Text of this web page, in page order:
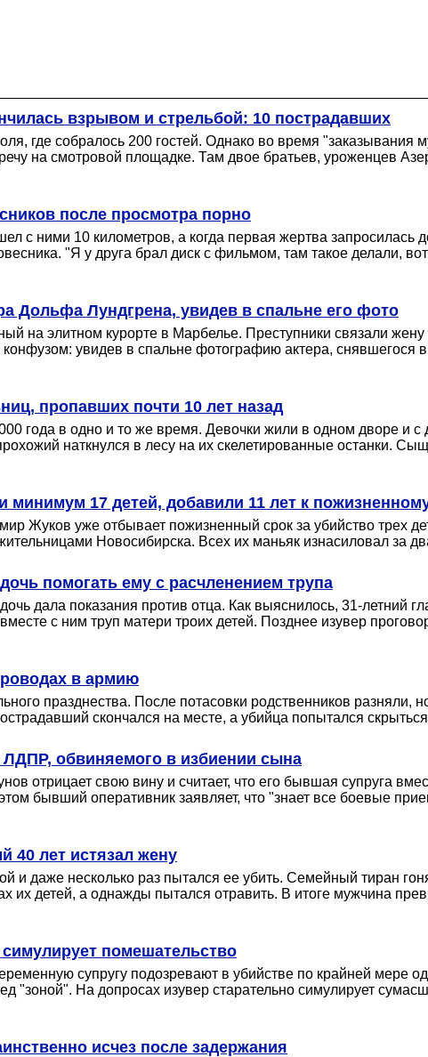
взрывом и стрельбой: 10 пострадавших
где собралось 200 гостей. Однако во время
на смотровой площадке. Там двое братьев, уроженцев
после просмотра порно
с ними 10 километров, а когда первая жертва запросилась
"Я у друга брал диск с фильмом, там такое делали,
Дольфа Лундгрена, увидев в спальне его фото
на элитном курорте в Марбелье. Преступники связали
увидев в спальне фотографию актера, снявшегося
пропавших почти 10 лет назад
года в одно и то же время. Девочки жили в одном дворе и с
наткнулся в лесу на их скелетированные останки.
минимум 17 детей, добавили 11 лет к
Жуков уже отбывает пожизненный срок за убийство трех
Новосибирска. Всех их маньяк изнасиловал за
помогать ему с расчленением трупа
дала показания против отца. Как выяснилось, 31-летний
с ним труп матери троих детей. Позднее изувер
в армию
празднества. После потасовки родственников разняли,
скончался на месте, а убийца попытался
обвиняемого в избиении сына
отрицает свою вину и считает, что его бывшая супруга
бывший оперативник заявляет, что "знает все боевые
40 лет истязал жену
и даже несколько раз пытался ее убить. Семейный тиран
их детей, а однажды пытался отравить. В итоге мужчина
помешательство
супругу подозревают в убийстве по крайней мере
"зоной". На допросах изувер старательно симулирует
исчез после задержания